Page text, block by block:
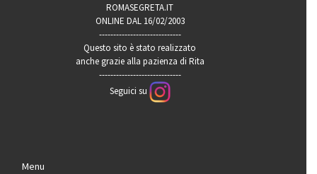
ROMASEGRETA.IT
ONLINE DAL 16/02/2003
-----------------------------
Questo sito è stato realizzato
anche grazie alla pazienza di Rita
-----------------------------
Seguici su
Menu